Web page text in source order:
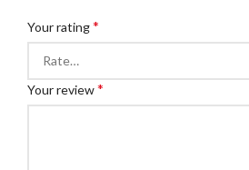
Your rating*
Your review*